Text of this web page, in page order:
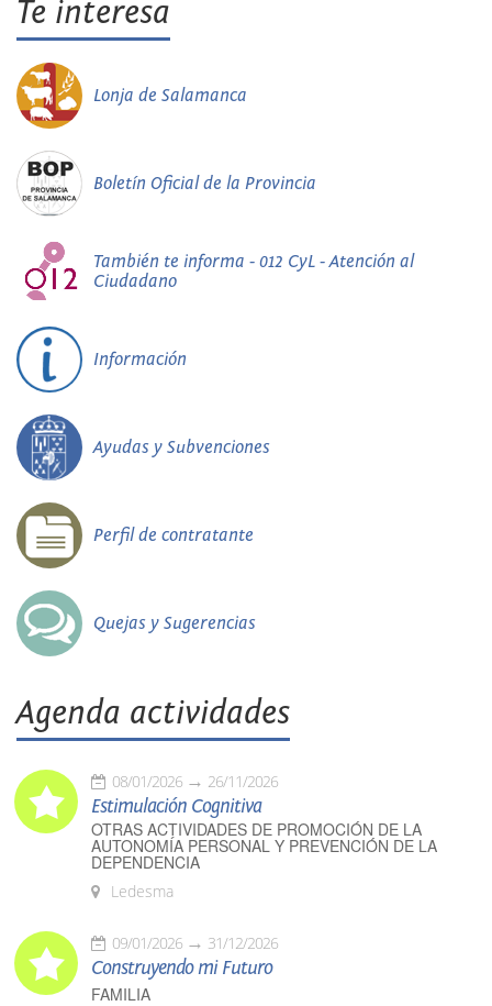
Te interesa
Lonja de Salamanca
Boletín Oficial de la Provincia
También te informa - 012 CyL - Atención al
Ciudadano
Información
Ayudas y Subvenciones
Perfil de contratante
Quejas y Sugerencias
Agenda actividades
08/01/2026 26/11/2026
Estimulación Cognitiva
OTRAS ACTIVIDADES DE PROMOCIÓN DE LA
AUTONOMÍA PERSONAL Y PREVENCIÓN DE LA
DEPENDENCIA
Ledesma
09/01/2026 31/12/2026
Construyendo mi Futuro
FAMILIA